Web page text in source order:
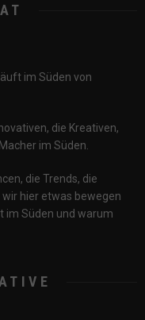
im Süden von
die Kreativen,
im Süden.
die Trends, die
hier etwas bewegen
im Süden und warum